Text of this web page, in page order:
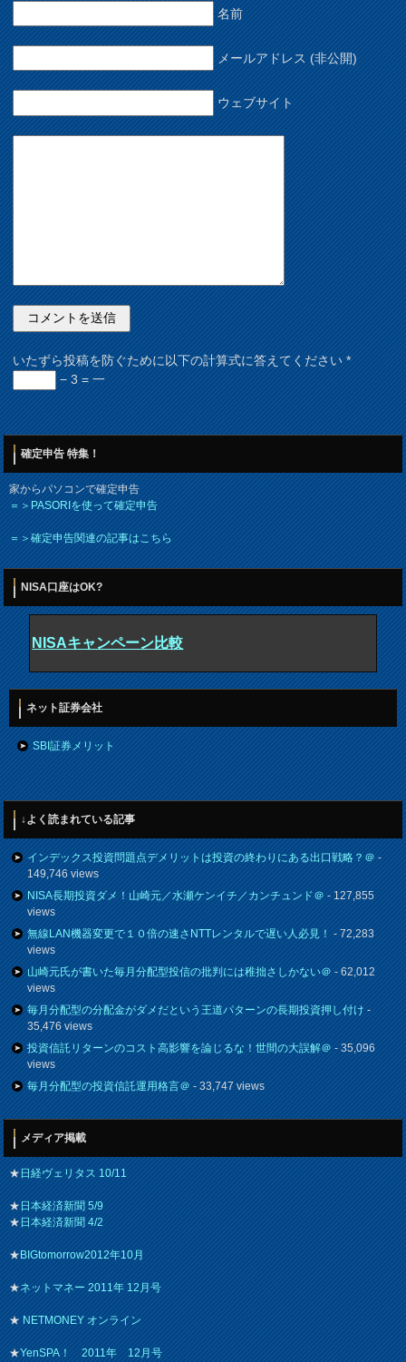
名前
メールアドレス (非公開)
ウェブサイト
いたずら投稿を防ぐために以下の計算式に答えてください*
− 3 = 一
確定申告 特集！
家からパソコンで確定申告
＝＞PASORIを使って確定申告
＝＞確定申告関連の記事はこちら
NISA口座はOK?
NISAキャンペーン比較
ネット証券会社
SBI証券メリット
↓よく読まれている記事
インデックス投資問題点デメリットは投資の終わりにある出口戦略？＠-
149,746 views
NISA長期投資ダメ！山崎元／水瀬ケンイチ／カンチュンド＠- 127,855
views
無線LAN機器変更で１０倍の速さNTTレンタルで遅い人必見！- 72,283
views
山崎元氏が書いた毎月分配型投信の批判には稚拙さしかない＠- 62,012
views
毎月分配型の分配金がダメだという王道パターンの長期投資押し付け-
35,476 views
投資信託リターンのコスト高影響を論じるな！世間の大誤解＠- 35,096
views
毎月分配型の投資信託運用格言＠- 33,747 views
メディア掲載
★日経ヴェリタス 10/11
★日本経済新聞 5/9
★日本経済新聞 4/2
★BIGtomorrow2012年10月
★ネットマネー 2011年 12月号
★NETMONEY オンライン
★YenSPA！ 2011年 12月号